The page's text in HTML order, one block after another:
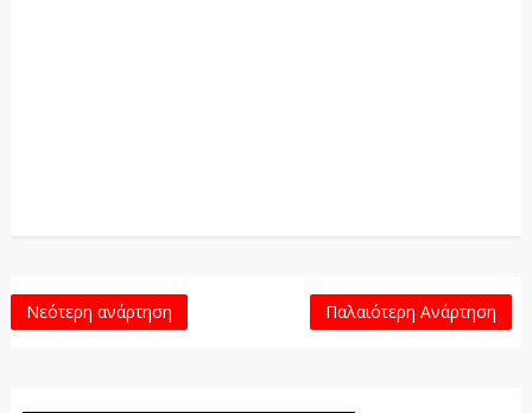
Νεότερη ανάρτηση Παλαιότερη Ανάρτηση